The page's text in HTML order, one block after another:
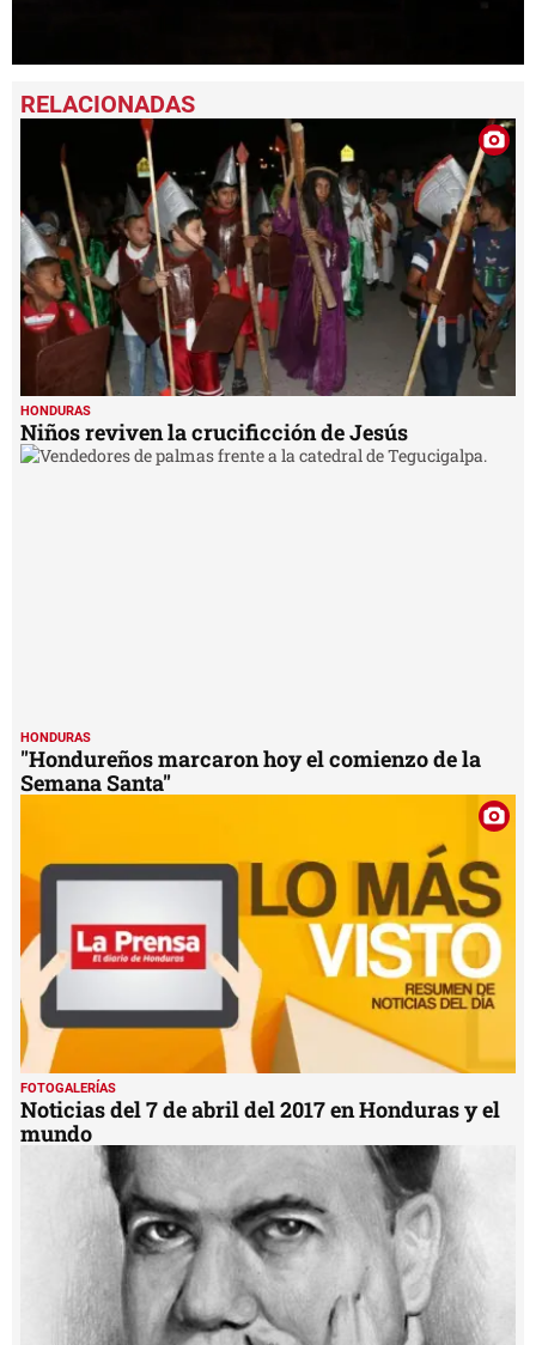
seconds
of
seconds
HONDURAS
Niños reviven la crucificción de Jesús
HONDURAS
"Hondureños marcaron hoy el comienzo de la
Semana Santa"
FOTOGALERÍAS
Noticias del 7 de abril del 2017 en Honduras y el
mundo